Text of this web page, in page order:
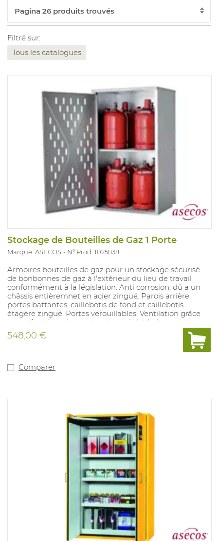
Filtré sur:
Tous les catalogues
Stockage de Bouteilles de Gaz 1 Porte
Marque: ASECOS N° Prod. 1025838
Armoires bouteilles de gaz pour un stockage sécurisé
de bonbonnes de gaz à l'extérieur du lieu de travail
conformément à la législation. Anti corrosion, dû a un
châssis entièremnet en acier zingué. Parois arrière,
portes battantes, caillebotis de fond et caillebotis
étagère zingué. Portes verouillables. Ventilation grâce
au perforations des portes et parois latérales.
Dimensions L x P x H (mm) : Extérieur : env. 840 x 690 x
1500 Intérieur : env. 830 x 660 x 1470 Volume de
stockage : 4 x 33 kg ou 10 x 11 kg ou 18 x 5 kg Armoire de
de fond et caillebotis étagère zingué. Livré démonté.
548,00 €
Comparer